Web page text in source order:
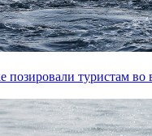
позировали туристам во